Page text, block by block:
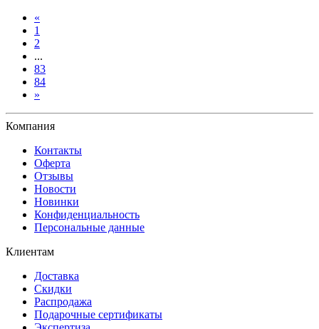
«
1
2
...
83
84
»
Компания
Контакты
Оферта
Отзывы
Новости
Новинки
Конфиденциальность
Персональные данные
Клиентам
Доставка
Скидки
Распродажа
Подарочные сертификаты